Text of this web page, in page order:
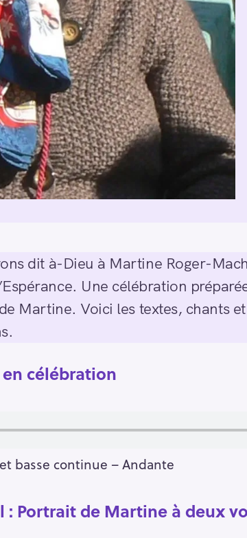
dit à-Dieu à Martine Roger-
Une célébration
Martine. Voici les textes, chants
célébration
basse continue – Andante
: Portrait de Martine à deux